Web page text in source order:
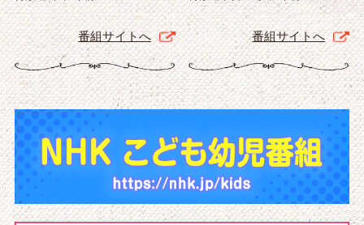
番組サイトへ 番組サイトへ